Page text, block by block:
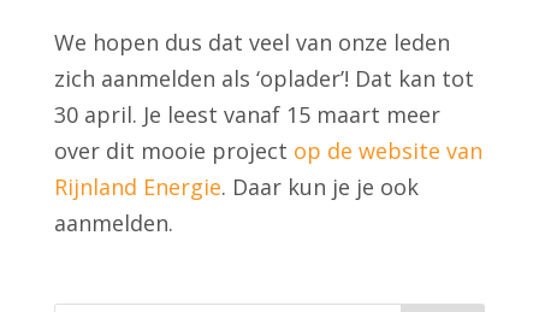
We hopen dus dat veel van onze leden
zich aanmelden als ‘oplader’! Dat kan tot
30 april. Je leest vanaf 15 maart meer
over dit mooie project op de website van
Rijnland Energie. Daar kun je je ook
aanmelden.